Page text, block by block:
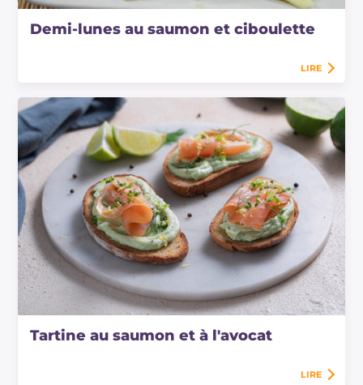
Demi-lunes au saumon et ciboulette
LIRE
Tartine au saumon et à l'avocat
LIRE